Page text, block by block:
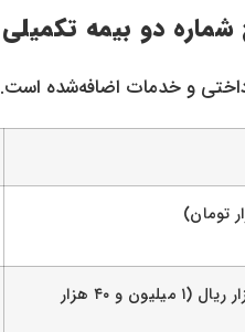
دو بیمه
و خدمات اضافه‌شده است.
۱۰ میلیون و چهارصد هزار ریال (۱ میلیون و ۴۰ هزار